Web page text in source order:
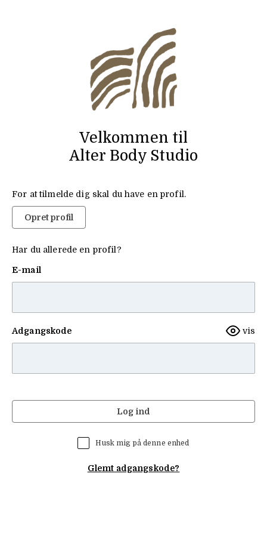
Velkommen til
Alter Body Studio
For at tilmelde dig skal du have en profil.
Opret profil
Har du allerede en profil?
E-mail
Adgangskode vis
Log ind
Husk mig på denne enhed
Glemt adgangskode?